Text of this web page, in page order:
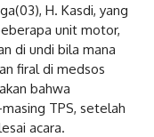
H. Kasdi, yang
unit motor,
di undi bila mana
firal di medsos
bahwa
TPS, setelah
acara.